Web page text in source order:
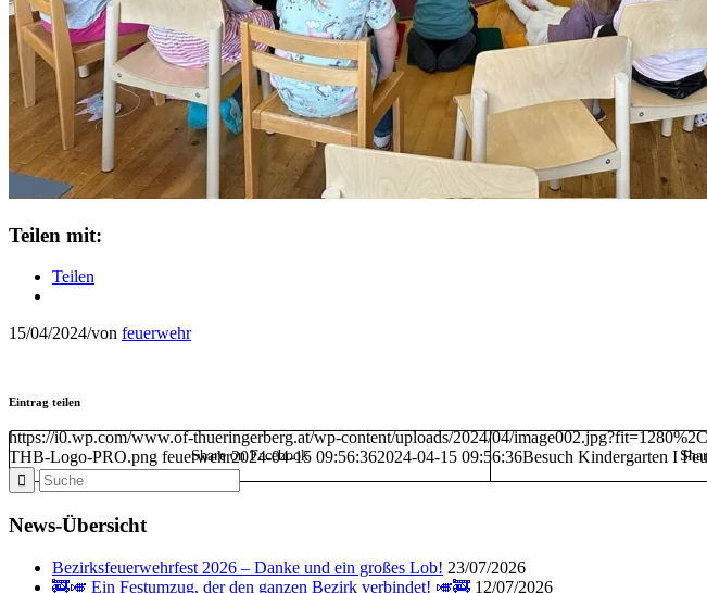
Teilen mit:
Teilen
15/04/2024/von feuerwehr
Eintrag teilen
Share on Facebook
https://i0.wp.com/www.of-thueringerberg.at/wp-content/uploads/2024/04/
THB-Logo-PRO.png feuerwehr2024-04-15 09:56:362024-04-15 09:56:36Besuch Kindergarten I
News-Übersicht
Bezirksfeuerwehrfest 2026 – Danke und ein großes Lob! 23/07/2026
🚒🎺 Ein Festumzug, der den ganzen Bezirk verbindet! 🎺🚒 12/07/2026